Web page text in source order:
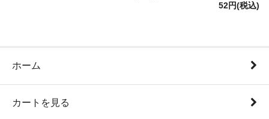
52円(税込)
ホーム
カートを見る